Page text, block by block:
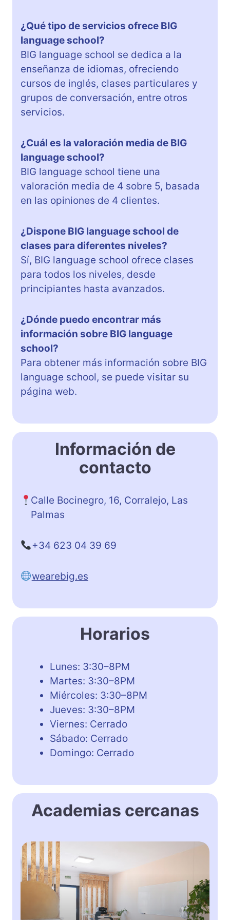
¿Qué tipo de servicios ofrece BIG
language school?
BIG language school se dedica a la
enseñanza de idiomas, ofreciendo
cursos de inglés, clases particulares y
grupos de conversación, entre otros
servicios.
¿Cuál es la valoración media de BIG
language school?
BIG language school tiene una
valoración media de 4 sobre 5, basada
en las opiniones de 4 clientes.
¿Dispone BIG language school de
clases para diferentes niveles?
Sí, BIG language school ofrece clases
para todos los niveles, desde
principiantes hasta avanzados.
¿Dónde puedo encontrar más
información sobre BIG language
school?
Para obtener más información sobre BIG
language school, se puede visitar su
página web.
Información de
contacto
Calle Bocinegro, 16, Corralejo, Las
Palmas
+34 623 04 39 69
wearebig.es
Horarios
Lunes: 3:30–8PM
Martes: 3:30–8PM
Miércoles: 3:30–8PM
Jueves: 3:30–8PM
Viernes: Cerrado
Sábado: Cerrado
Domingo: Cerrado
Academias cercanas
A
c
a
d